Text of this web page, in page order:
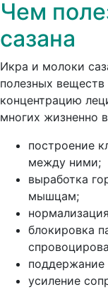
Чем
сазана
Икра и молоки
полезных веществ
концентрацию
многих жизненно
построение
между ними;
выработка
мышцам;
блокировка
поддержание
усиление